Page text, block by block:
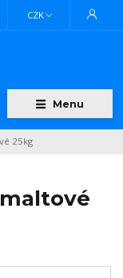
Menu
CZK
25kg